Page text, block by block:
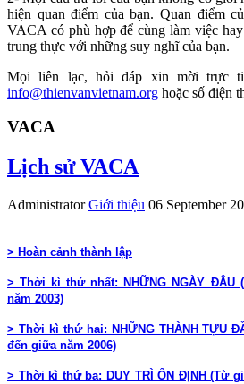
hiện quan điểm của bạn. Quan điểm
VACA có phù hợp để cùng làm việc
trung thực với những suy nghĩ của bạn.
Mọi liên lạc, hỏi đáp xin mời trực
info@thienvanvietnam.org hoặc số điện
VACA
Lịch sử VACA
Administrator Giới thiệu 06 September
> Hoàn cảnh thành lập
> Thời kì thứ nhất: NHỮNG NGÀY ĐÂU
năm 2003)
> Thời kì thứ hai: NHỮNG THÀNH TỰU
đến giữa năm 2006)
> Thời kì thứ ba: DUY TRÌ ỔN ĐỊNH (Từ